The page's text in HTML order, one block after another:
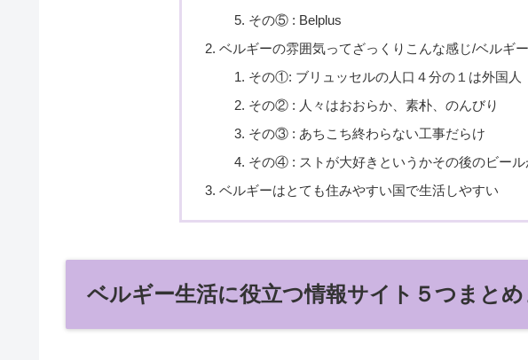
その⑤ : Belplus
ベルギーの雰囲気ってざっくりこんな感じ/ベルギ
その①: ブリュッセルの人口４分の１は外国人
その② : 人々はおおらか、素朴、のんびり
その③ : あちこち終わらない工事だらけ
その④ : ストが大好きというかその後のビール
ベルギーはとても住みやすい国で生活しやすい
ベルギー生活に役立つ情報サイト５つまとめ